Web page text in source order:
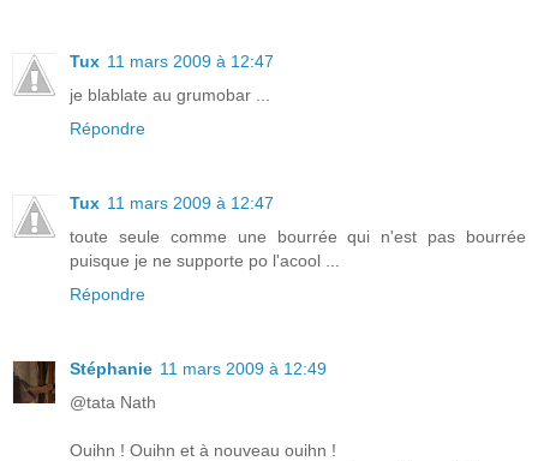
Tux 11 mars 2009 à 12:47
je blablate au grumobar ...
Répondre
Tux 11 mars 2009 à 12:47
toute seule comme une bourrée qui n'est pas bourrée
puisque je ne supporte po l'acool ...
Répondre
Stéphanie 11 mars 2009 à 12:49
@tata Nath
Ouihn ! Ouihn et à nouveau ouihn !